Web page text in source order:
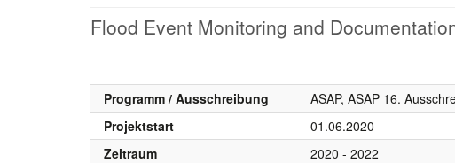
Flood Event Monitoring and
Programm / Ausschreibung ASAP, ASAP 16.
Projektstart
01.06.2020
Zeitraum
2020 - 2022